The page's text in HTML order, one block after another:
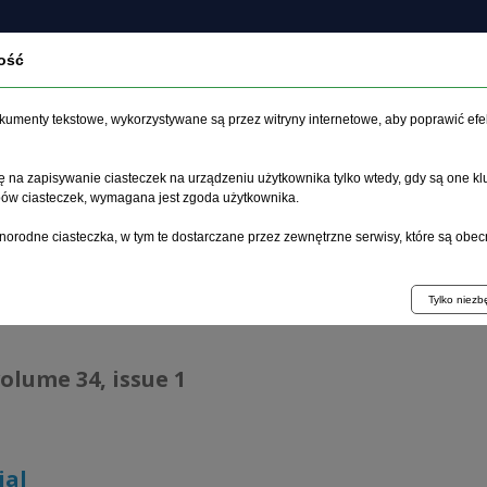
About the journal Current issue Archive Articles
>Archive>issue 1> Editorial
34, issue 1
tekstowe, wykorzystywane są przez witryny internetowe, aby poprawić
na zapisywanie ciasteczek na urządzeniu użytkownika tylko wtedy, gdy są one
ciasteczek, wymagana jest zgoda użytkownika.
ciasteczka, w tym te dostarczane przez zewnętrzne serwisy, które są
Tylko